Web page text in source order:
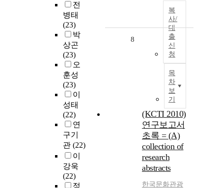
전
병태
(23)
박
상곤
(23)
오
훈성
(23)
이
성태
(22)
연
구기
관 (22)
이
강욱
(22)
정
복
사/
대
출
신
청
목
차
보
기
8
(KCTI 2010)
연구보고서
초록 = (A)
collection of
research
abstracts
한국문화관광